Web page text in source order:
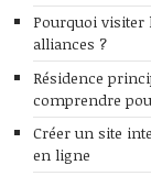
Pourquoi visiter
alliances ?
Résidence
comprendre
Créer un site
en ligne